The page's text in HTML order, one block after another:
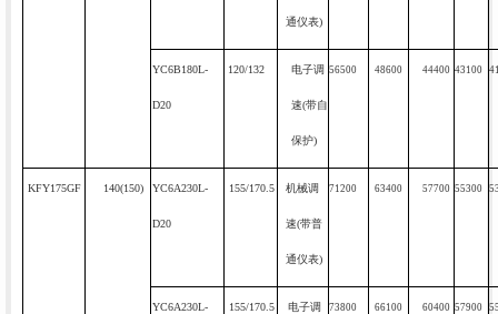
通仪表)
YC6B180L-
D20
120/132 电子调
速(带自
保护)
56500 48600 44400 43100
KFY175GF 140(150) YC6A230L-
D20
155/170.5 机械调
速(带普
通仪表)
71200 63400 57700 55300
YC6A230L- 155/170.5 电子调 73800 66100 60400 57900